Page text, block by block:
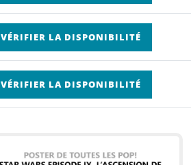
VÉRIFIER LA DISPONIBILITÉ
VÉRIFIER LA DISPONIBILITÉ